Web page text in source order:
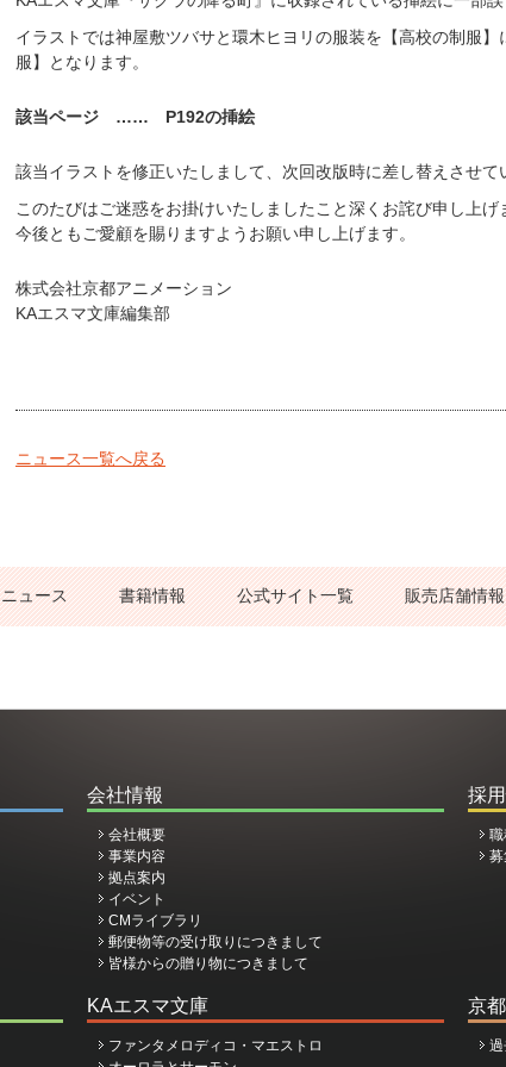
イラストでは神屋敷ツバサと環木ヒヨリの服装を【高校の制服
服】となります。
該当ページ …… P192の挿絵
該当イラストを修正いたしまして、次回改版時に差し替えさせて
このたびはご迷惑をお掛けいたしましたこと深くお詫び申し上げ
今後ともご愛顧を賜りますようお願い申し上げます。
株式会社京都アニメーション
KAエスマ文庫編集部
ニュース一覧へ戻る
ニュース 書籍情報 公式サイト一覧 販売店舗情報
会社情報
会社概要
事業内容
拠点案内
イベント
CMライブラリ
郵便物等の受け取りにつきまして
皆様からの贈り物につきまして
採
KAエスマ文庫
ファンタメロディコ・マエストロ
京